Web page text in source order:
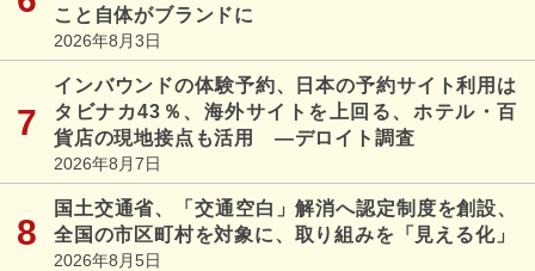
こと自体がブランドに
2026年8月3日
インバウンドの体験予約、日本の予約サイト利用は
タビナカ43％、海外サイトを上回る、ホテル・百
貨店の現地接点も活用 ―デロイト調査
2026年8月7日
国土交通省、「交通空白」解消へ認定制度を創設、
全国の市区町村を対象に、取り組みを「見える化」
2026年8月5日